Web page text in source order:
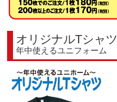
オリジナルTシャツ
年中使えるユニフォーム